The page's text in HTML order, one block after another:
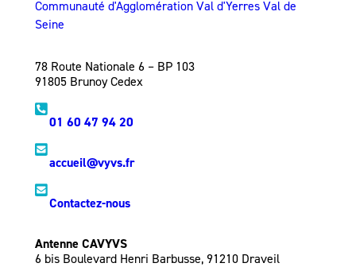
Communauté d'Agglomération Val d'Yerres Val de
Seine
78 Route Nationale 6 – BP 103
91805 Brunoy Cedex
01 60 47 94 20
accueil@vyvs.fr
Contactez-nous
Antenne CAVYVS
6 bis Boulevard Henri Barbusse, 91210 Draveil